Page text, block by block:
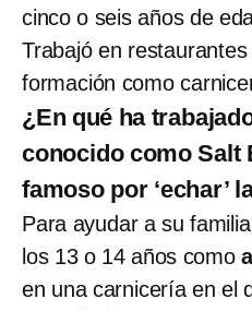
cinco o seis años de
Trabajó en
formación como
¿En qué ha
conocido como Salt
famoso por ‘echar’
Para ayudar a su
los 13 o 14 años como
en una carnicería en el